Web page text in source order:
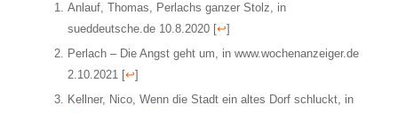
Anlauf, Thomas, Perlachs ganzer Stolz, in
sueddeutsche.de 10.8.2020[↩]
Perlach – Die Angst geht um, in www.wochenanzeiger.de
2.10.2021[↩]
Kellner, Nico, Wenn die Stadt ein altes Dorf schluckt, in